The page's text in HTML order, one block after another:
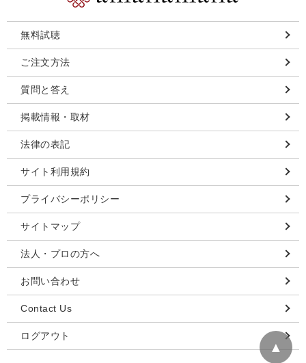
無料試聴
ご注文方法
質問と答え
掲載情報・取材
法律の表記
サイト利用規約
プライバシーポリシー
サイトマップ
法人・プロの方へ
お問い合わせ
Contact Us
ログアウト
▲